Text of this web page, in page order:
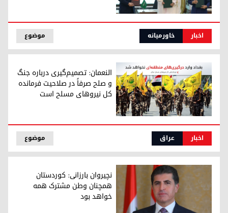
رهبران پاکستان، عربستان سعودی و ترکیه پس از امضای
اخبار خاورمیانه موضوع
النعمان: تصمیم‌گیری درباره جنگ و صلح صرفاً در صلاحیت
النعمان: تصمیم‌گیری درباره جنگ
و صلح صرفاً در صلاحیت فرمانده
کل نیروهای مسلح است
اخبار عراق موضوع
نچیروان بارزانی: کوردستان
همچنان وطن مشترک همه
خواهد بود